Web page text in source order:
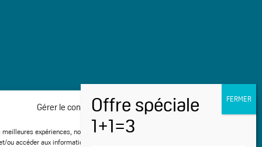
Gérer le consentement aux cookies
expériences, nous utilisons des technologies telles que les cookies
ou accéder aux informations des appareils. Le fait de consentir à ces